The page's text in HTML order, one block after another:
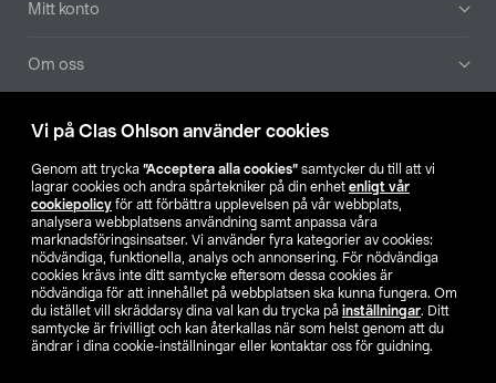
Vi på Clas Ohlson använder cookies
Genom att trycka ”Acceptera alla cookies” samtycker du till att vi
lagrar cookies och andra spårtekniker på din enhet enligt vår
cookiepolicy för att förbättra upplevelsen på vår webbplats,
analysera webbplatsens användning samt anpassa våra
marknadsföringsinsatser. Vi använder fyra kategorier av cookies:
nödvändiga, funktionella, analys och annonsering. För nödvändiga
cookies krävs inte ditt samtycke eftersom dessa cookies är
nödvändiga för att innehållet på webbplatsen ska kunna fungera. Om
du istället vill skräddarsy dina val kan du trycka på inställningar. Ditt
samtycke är frivilligt och kan återkallas när som helst genom att du
ändrar i dina cookie-inställningar eller kontaktar oss för guidning.
Mitt konto
Om oss
Aktuellt
Våra bolag
Hitta butik
SE NO FI